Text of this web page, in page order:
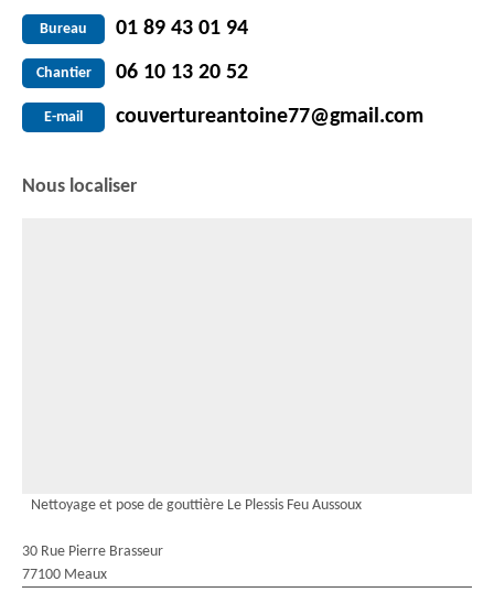
Bureau 01 89 43 01 94
Chantier 06 10 13 20 52
E-mail couvertureantoine77@gmail.com
Nous localiser
Nettoyage et pose de gouttière Le Plessis Feu Aussoux
30 Rue Pierre Brasseur
77100 Meaux